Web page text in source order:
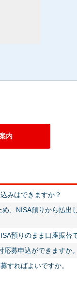
内
みはできますか？
、NISA預りから払出
預りのまま口座振替
募申込ができますか。
すればよいですか。